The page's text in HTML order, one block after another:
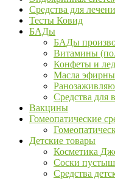
Средства для
Тесты Ковид
БАДы
БАДы
Витамины
Конфеты и
Масла
Средства для
Вакцины
Гомеопатические
Детские товары
Косметика
Соски
Средства